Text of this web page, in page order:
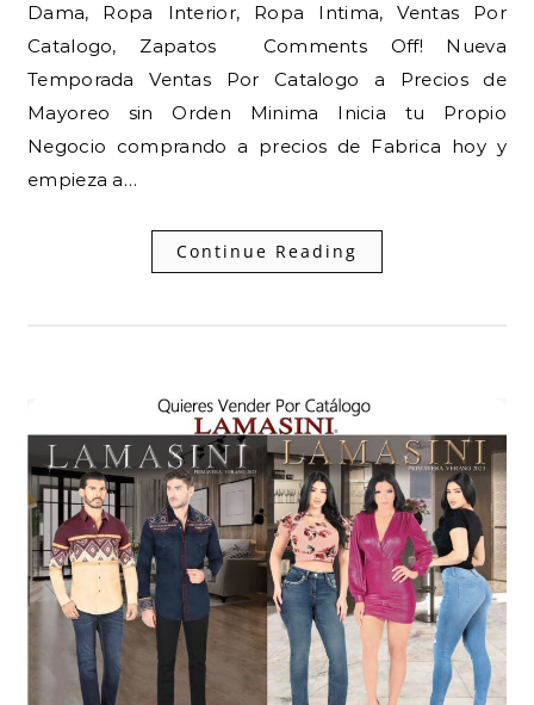
Dama, Ropa Interior, Ropa Intima, Ventas Por
Catalogo, Zapatos Comments Off! Nueva
Temporada Ventas Por Catalogo a Precios de
Mayoreo sin Orden Minima Inicia tu Propio
Negocio comprando a precios de Fabrica hoy y
empieza a…
Continue Reading